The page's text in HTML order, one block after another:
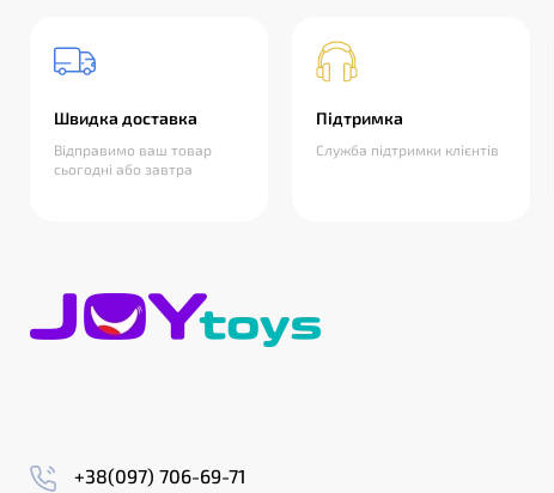
Швидка доставка
Відправимо ваш товар
сьогодні або завтра
Підтримка
Служба підтримки клієнтів
+38(097) 706-69-71